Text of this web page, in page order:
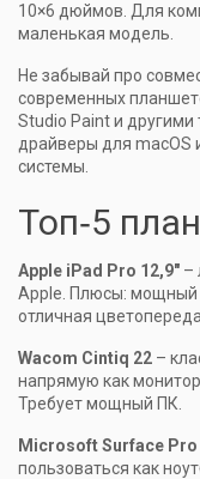
10×6 дюймов. Для
маленькая модель.
Не забывай про
современных
Studio Paint и
драйверы для macOS
системы.
Топ‑5
Apple iPad Pro 12,9" –
Apple. Плюсы: мощный
отличная
Wacom Cintiq 22 –
напрямую как
Требует мощный ПК.
Microsoft Surface Pro
пользоваться как